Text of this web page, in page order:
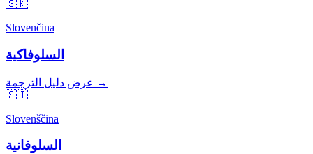
🇸🇰
Slovenčina
السلوفاكية
عرض دليل الترجمة →
🇸🇮
Slovenščina
السلوفانية